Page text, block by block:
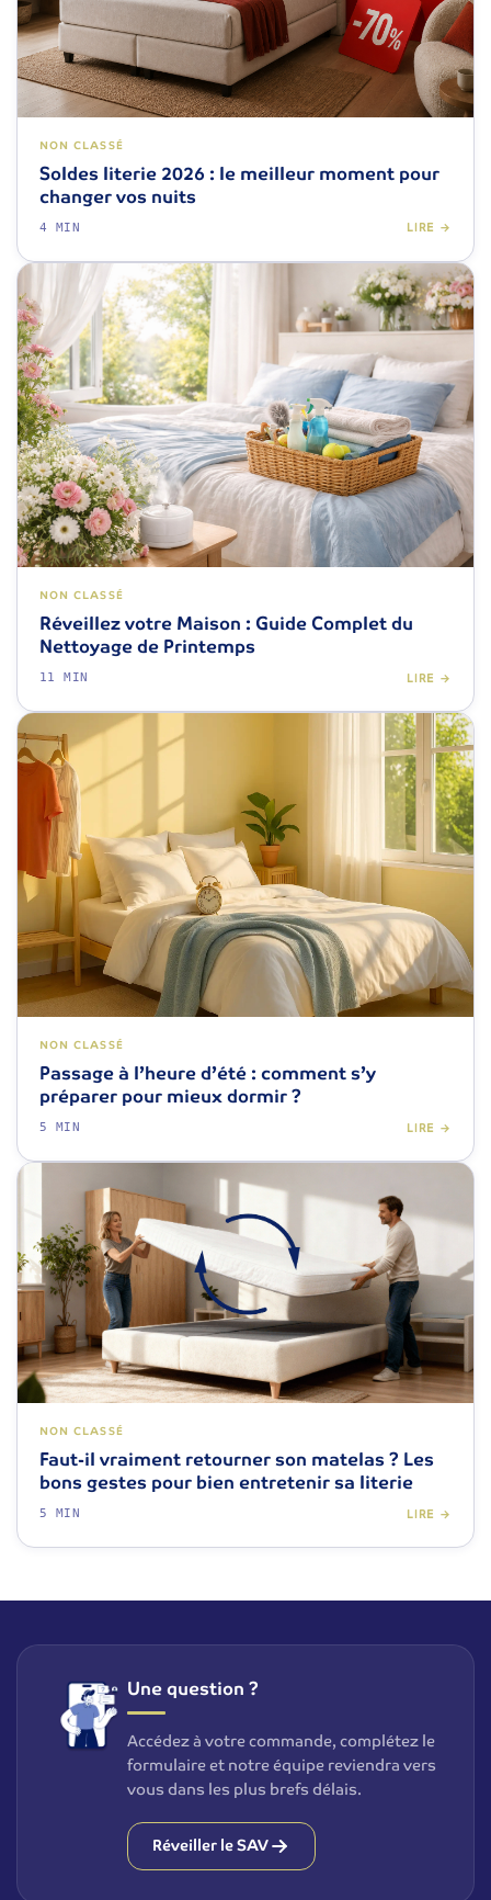
NON CLASSÉ
Soldes literie 2026 : le meilleur moment pour
changer vos nuits
4 MIN LIRE →
NON CLASSÉ
Réveillez votre Maison : Guide Complet du
Nettoyage de Printemps
11 MIN LIRE →
NON CLASSÉ
Passage à l’heure d’été : comment s’y
préparer pour mieux dormir ?
5 MIN LIRE →
NON CLASSÉ
Faut-il vraiment retourner son matelas ? Les
bons gestes pour bien entretenir sa literie
5 MIN LIRE →
Une question ?
Accédez à votre commande, complétez le
formulaire et notre équipe reviendra vers
vous dans les plus brefs délais.
Réveiller le SAV